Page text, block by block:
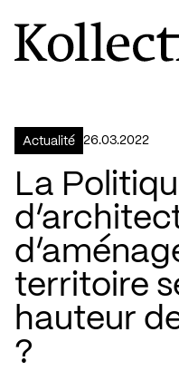
Aller à la page d'accueil
Logo Kollectif
Actualité 26.03.2022
La
territoire
hauteur
?